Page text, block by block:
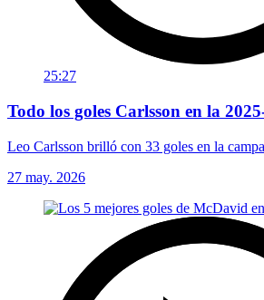
25:27
Todo los goles Carlsson en la
Leo Carlsson brilló con 33 goles en la
27 may. 2026